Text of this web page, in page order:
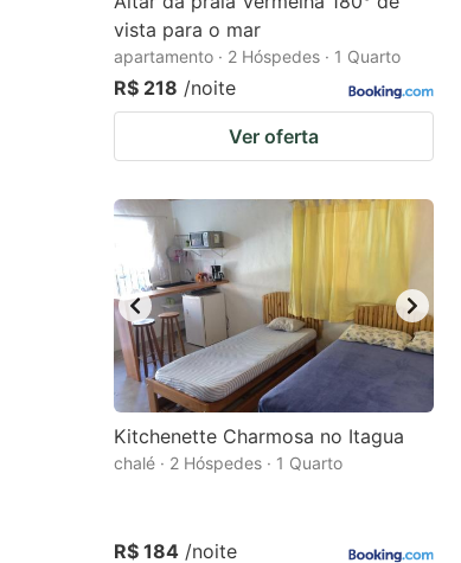
vista para o mar
apartamento · 2 Hóspedes · 1 Quarto
R$ 218 /noite
Ver oferta
Kitchenette Charmosa no Itagua
chalé · 2 Hóspedes · 1 Quarto
R$ 184 /noite